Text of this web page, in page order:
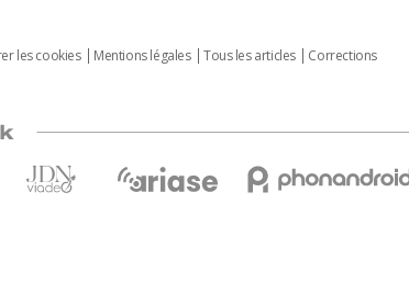
les cookies Mentions légales Tous les articles
Corrections